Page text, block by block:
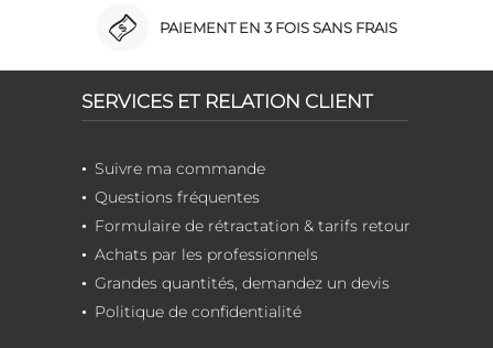
PAIEMENT EN 3 FOIS SANS FRAIS
SERVICES ET RELATION CLIENT
Suivre ma commande
Questions fréquentes
Formulaire de rétractation & tarifs retour
Achats par les professionnels
Grandes quantités, demandez un devis
Politique de confidentialité